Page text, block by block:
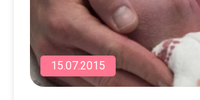
15.07.2015